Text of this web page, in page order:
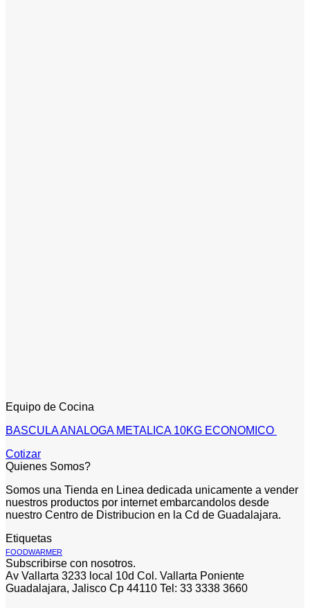
Equipo de Cocina
BASCULA ANALOGA METALICA 10KG ECONOMICO
Cotizar
Quienes Somos?
Somos una Tienda en Linea dedicada unicamente a vender
nuestros productos por internet embarcandolos desde
nuestro Centro de Distribucion en la Cd de Guadalajara.
Etiquetas
FOODWARMER
Subscribirse con nosotros.
Av Vallarta 3233 local 10d Col. Vallarta Poniente
Guadalajara, Jalisco Cp 44110 Tel: 33 3338 3660